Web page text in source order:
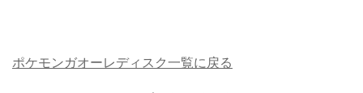
ポケモンガオーレディスク一覧に戻る